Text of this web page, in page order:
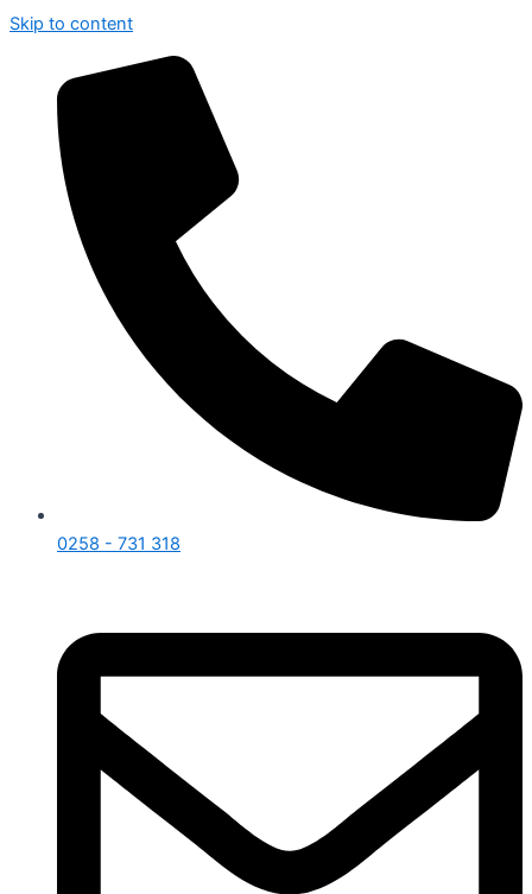
Skip to content
0258 - 731 318